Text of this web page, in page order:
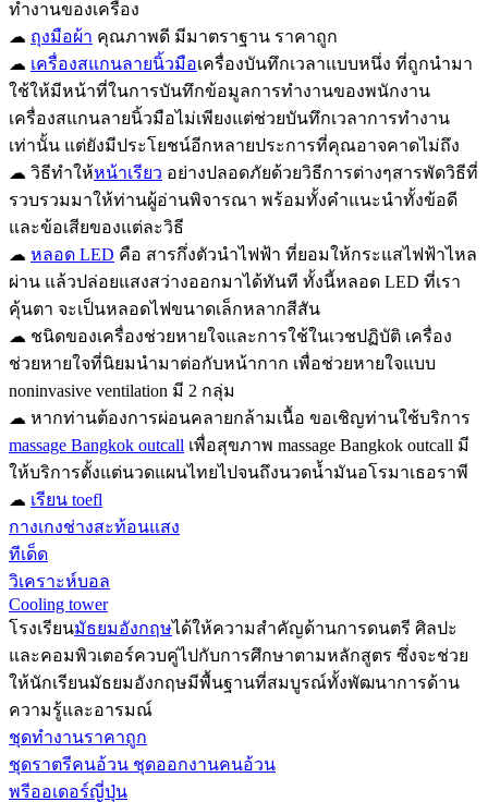
ทำงานของเครื่อง
☁ ถุงมือผ้า คุณภาพดี มีมาตราฐาน ราคาถูก
☁ เครื่องสแกนลายนิ้วมือเครื่องบันทึกเวลาแบบหนึ่ง ที่ถูกนำมา
ใช้ให้มีหน้าที่ในการบันทึกข้อมูลการทำงานของพนักงาน
เครื่องสแกนลายนิ้วมือไม่เพียงแต่ช่วยบันทึกเวลาการทำงาน
เท่านั้น แต่ยังมีประโยชน์อีกหลายประการที่คุณอาจคาดไม่ถึง
☁ วิธีทำให้หน้าเรียว อย่างปลอดภัยด้วยวิธีการต่างๆสารพัดวิธีที่
รวบรวมมาให้ท่านผู้อ่านพิจารณา พร้อมทั้งคำแนะนำทั้งข้อดี
และข้อเสียของแต่ละวิธี
☁ หลอด LED คือ สารกึ่งตัวนำไฟฟ้า ที่ยอมให้กระแสไฟฟ้าไหล
ผ่าน แล้วปล่อยแสงสว่างออกมาได้ทันที ทั้งนี้หลอด LED ที่เรา
คุ้นตา จะเป็นหลอดไฟขนาดเล็กหลากสีสัน
☁ ชนิดของเครื่องช่วยหายใจและการใช้ในเวชปฏิบัติ เครื่อง
ช่วยหายใจที่นิยมนำมาต่อกับหน้ากาก เพื่อช่วยหายใจแบบ
noninvasive ventilation มี 2 กลุ่ม
☁ หากท่านต้องการผ่อนคลายกล้ามเนื้อ ขอเชิญท่านใช้บริการ
massage Bangkok outcall เพื่อสุขภาพ massage Bangkok outcall มี
ให้บริการตั้งแต่นวดแผนไทยไปจนถึงนวดน้ำมันอโรมาเธอราพี
☁ เรียน toefl
กางเกงช่างสะท้อนแสง
ทีเด็ด
วิเคราะห์บอล
Cooling tower
โรงเรียนมัธยมอังกฤษได้ให้ความสำคัญด้านการดนตรี ศิลปะ
และคอมพิวเตอร์ควบคู่ไปกับการศึกษาตามหลักสูตร ซึ่งจะช่วย
ให้นักเรียนมัธยมอังกฤษมีพื้นฐานที่สมบูรณ์ทั้งพัฒนาการด้าน
ความรู้และอารมณ์
ชุดทำงานราคาถูก
ชุดราตรีคนอ้วน ชุดออกงานคนอ้วน
พรีออเดอร์ญี่ปุ่น